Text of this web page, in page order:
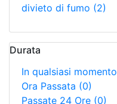
divieto di fumo (2)
Durata
In qualsiasi momento
Ora Passata (0)
Passate 24 Ore (0)